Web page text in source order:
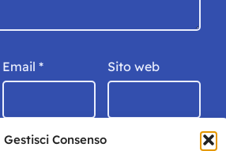
Gestisci Consenso
Email * Sito web